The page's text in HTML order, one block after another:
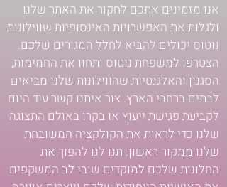
אנו מזמינים אתכם לחקור את האתר שלנו
ולגלות את האפשרויות האינסופיות שווילונות
נוטוס יכולים להביא לחלל המגורים שלכם.
הצטרפו למשפחת נוטוס ותחוו את החמימות,
הסגנון והאלגנטיות שהווילונות שלנו מביאים
לבתים ברחבי הארץ. צור איתנו קשר עוד היום
לקביעת פגישת ייעוץ או בקרו באולם התצוגה
שלנו כדי לראות את הקולקציה המשובחת
שלנו ממקור ראשון. תנו לנו להפוך את
החלונות שלכם למוקדים שובי לב המשקפים